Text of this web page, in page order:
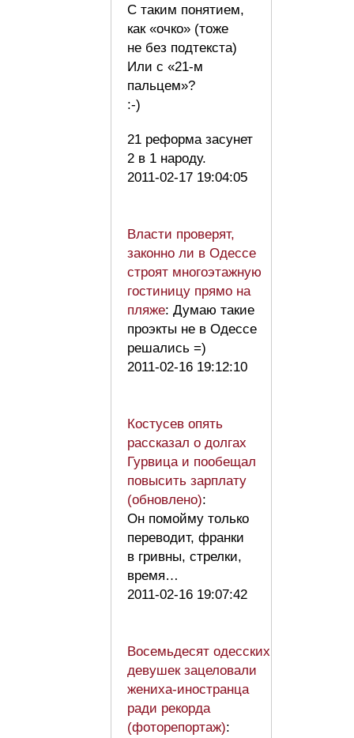
С таким понятием,
как «очко» (тоже
не без подтекста)
Или с «21-м
пальцем»?
:-)
21 реформа засунет
2 в 1 народу.
2011-02-17 19:04:05
Власти проверят,
законно ли в Одессе
строят многоэтажную
гостиницу прямо на
пляже: Думаю такие
проэкты не в Одессе
решались =)
2011-02-16 19:12:10
Костусев опять
рассказал о долгах
Гурвица и пообещал
повысить зарплату
(обновлено):
Он помойму только
переводит, франки
в гривны, стрелки,
время…
2011-02-16 19:07:42
Восемьдесят одесских
девушек зацеловали
жениха-иностранца
ради рекорда
(фоторепортаж):